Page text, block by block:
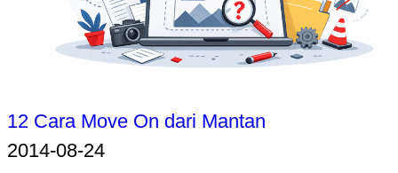
12 Cara Move On dari Mantan
2014-08-24